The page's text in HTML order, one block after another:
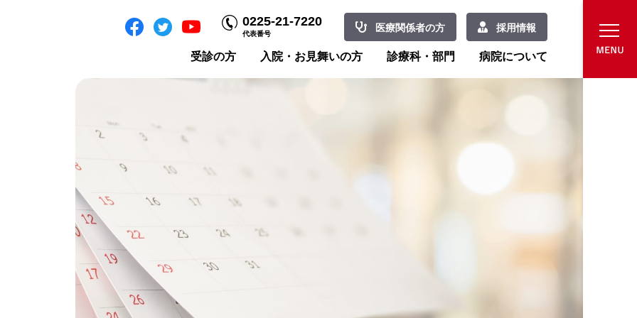
0225-21-7220
代表番号
医療関係者の方 採用情報
受診の方 入院・お見舞いの方 診療科・部門 病院について